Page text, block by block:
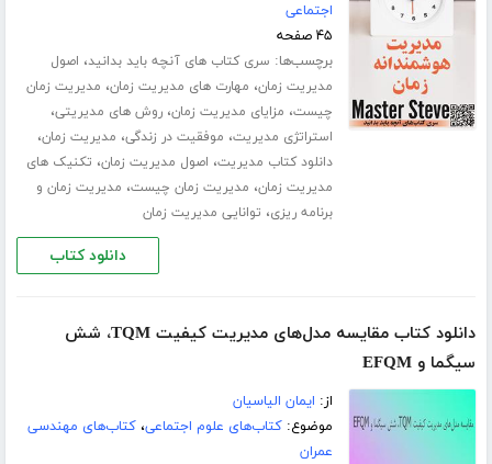
اجتماعی
۴۵ صفحه
برچسب‌ها: سری کتاب های آنچه باید بدانید، اصول
مدیریت زمان، مهارت های مدیریت زمان، مدیریت زمان
چیست، مزایای مدیریت زمان،روش های مدیریتی،
استراتژی مدیریت، موفقیت در زندگی، مدیریت زمان،
دانلود کتاب مدیریت، اصول مدیریت زمان، تکنیک های
مدیریت زمان، مدیریت زمان چیست، مدیریت زمان و
برنامه ریزی، توانایی مدیریت زمان
دانلود کتاب
دانلود کتاب مقایسه مدل‌های مدیریت کیفیت TQM، شش
سیگما و EFQM
از: ایمان الیاسیان
موضوع:کتاب‌های علوم اجتماعی،کتاب‌های مهندسی
عمران